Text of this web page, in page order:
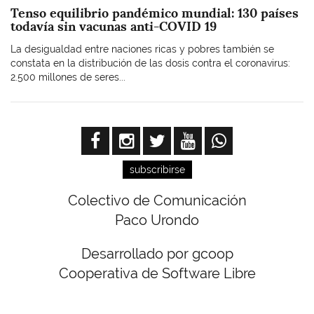
Tenso equilibrio pandémico mundial: 130 países
todavía sin vacunas anti-COVID 19
La desigualdad entre naciones ricas y pobres también se
constata en la distribución de las dosis contra el coronavirus:
2.500 millones de seres...
subscribirse
Colectivo de Comunicación
Paco Urondo
Desarrollado por gcoop
Cooperativa de Software Libre